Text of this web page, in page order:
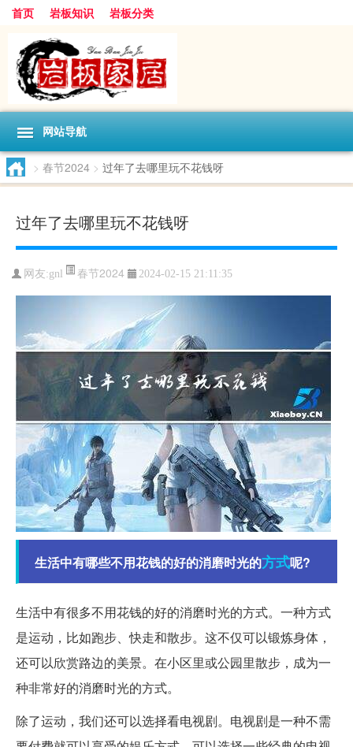
首页 岩板知识 岩板分类
网站导航
> 春节2024 > 过年了去哪里玩不花钱呀
过年了去哪里玩不花钱呀
网友:gnl 春节2024 2024-02-15 21:11:35
生活中有哪些不用花钱的好的消磨时光的方式呢?
生活中有很多不用花钱的好的消磨时光的方式。一种方式
是运动，比如跑步、快走和散步。这不仅可以锻炼身体，
还可以欣赏路边的美景。在小区里或公园里散步，成为一
种非常好的消磨时光的方式。
除了运动，我们还可以选择看电视剧。电视剧是一种不需